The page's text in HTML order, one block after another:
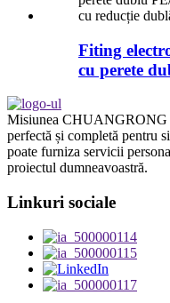
Fiting
cu perete
Misiunea CHUANGRONG
perfectă și completă pentru
poate furniza servicii
proiectul dumneavoastră.
Linkuri sociale